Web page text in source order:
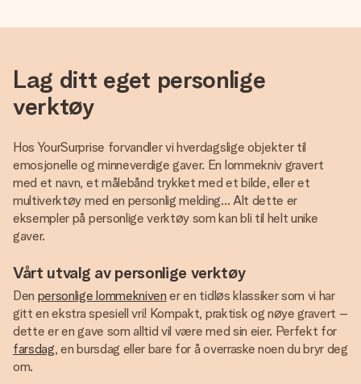
Lag ditt eget personlige
verktøy
Hos YourSurprise forvandler vi hverdagslige objekter til
emosjonelle og minneverdige gaver. En lommekniv gravert
med et navn, et målebånd trykket med et bilde, eller et
multiverktøy med en personlig melding... Alt dette er
eksempler på personlige verktøy som kan bli til helt unike
gaver.
Vårt utvalg av personlige verktøy
Den personlige lommekniven er en tidløs klassiker som vi har
gitt en ekstra spesiell vri! Kompakt, praktisk og nøye gravert –
dette er en gave som alltid vil være med sin eier. Perfekt for
farsdag, en bursdag eller bare for å overraske noen du bryr deg
om.